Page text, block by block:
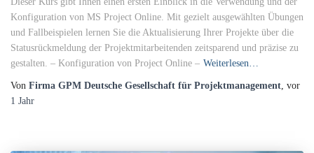
Konfiguration von MS Project Online. Mit gezielt ausgewählten Übungen
und Fallbeispielen lernen Sie die Aktualisierung Ihrer Projekte über die
Statusrückmeldung der Projektmitarbeitenden zeitsparend und präzise zu
gestalten. – Konfiguration von Project Online – Weiterlesen…
Von Firma GPM Deutsche Gesellschaft für Projektmanagement, vor
1 Jahr